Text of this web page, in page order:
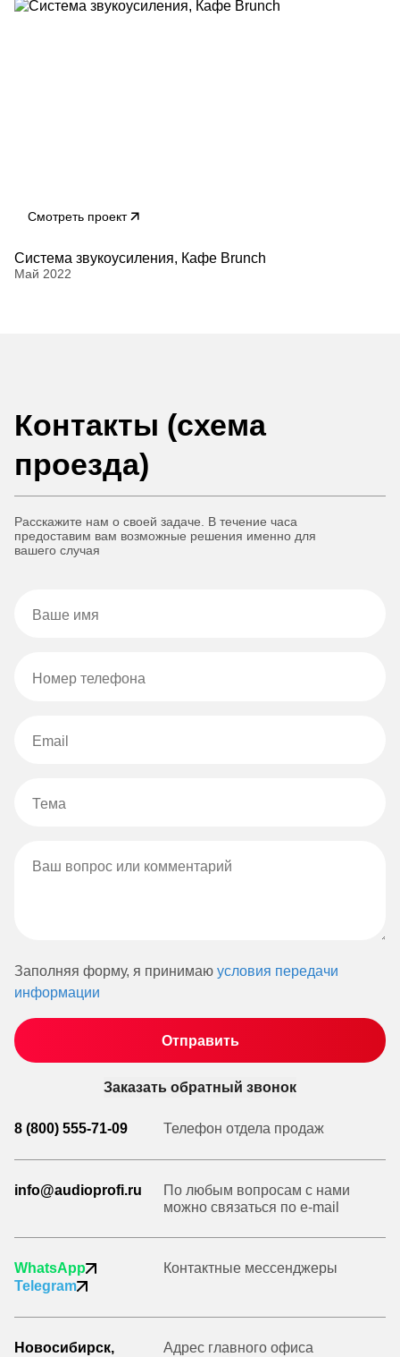
Смотреть проект
Система звукоусиления, Кафе Brunch
Май 2022
Контакты (схема
проезда)
Расскажите нам о своей задаче. В течение часа
предоставим вам возможные решения именно для
вашего случая
Заполняя форму, я принимаю условия передачи
информации
Заказать обратный звонок
8 (800) 555-71-09 Телефон отдела продаж
info@audioprofi.ru
По любым вопросам с нами
можно связаться по e-mail
WhatsApp
Telegram
Контактные мессенджеры
Новосибирск,
Адрес главного офиса